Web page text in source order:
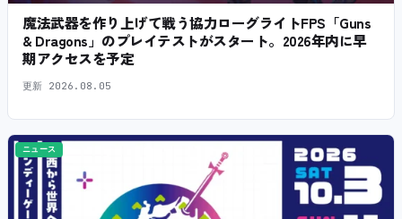
魔法武器を作り上げて戦う協力ローグライトFPS「Guns
& Dragons」のプレイテストがスタート。2026年内に早
期アクセスを予定
更新 2026.08.05
ニュース